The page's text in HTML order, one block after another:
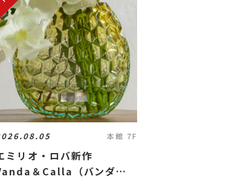
本館 7F
ミリオ・ロバ新作
＆Calla（バンダ＆